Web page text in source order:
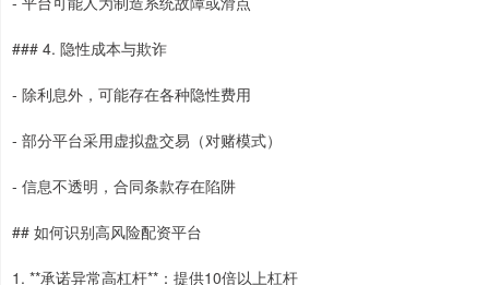
### 4. 隐性成本与欺诈
- 除利息外，可能存在各种隐性费用
- 部分平台采用虚拟盘交易（对赌模式）
- 信息不透明，合同条款存在陷阱
## 如何识别高风险配资平台
1. **承诺异常高杠杆**：提供10倍以上杠杆